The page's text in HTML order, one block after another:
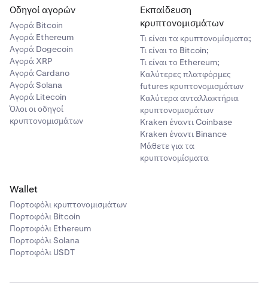
Οδηγοί αγορών
Αγορά Bitcoin
Αγορά Ethereum
Αγορά Dogecoin
Αγορά XRP
Αγορά Cardano
Αγορά Solana
Αγορά Litecoin
Όλοι οι οδηγοί
κρυπτονομισμάτων
Εκπαίδευση
κρυπτονομισμάτων
Τι είναι τα κρυπτονομίσματα;
Τι είναι το Bitcoin;
Τι είναι το Ethereum;
Καλύτερες πλατφόρμες
futures κρυπτονομισμάτων
Καλύτερα ανταλλακτήρια
κρυπτονομισμάτων
Kraken έναντι Coinbase
Kraken έναντι Binance
Μάθετε για τα
κρυπτονομίσματα
Wallet
Πορτοφόλι κρυπτονομισμάτων
Πορτοφόλι Bitcoin
Πορτοφόλι Ethereum
Πορτοφόλι Solana
Πορτοφόλι USDT